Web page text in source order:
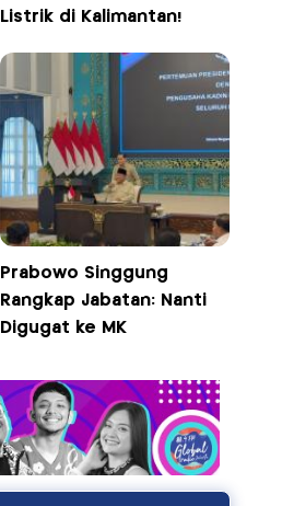
Listrik di Kalimantan!
Prabowo Singgung
Rangkap Jabatan: Nanti
Digugat ke MK